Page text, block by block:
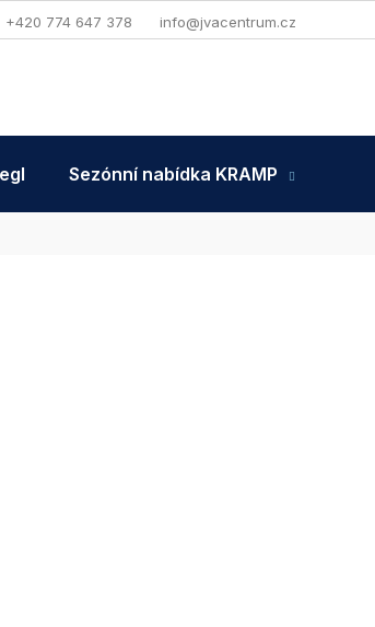
+420 774 647 378 info@jvacentrum.cz
Sezónní nabídka KRAMP